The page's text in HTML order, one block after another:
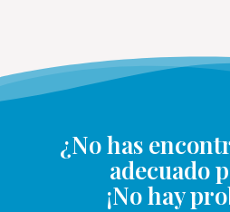
¿No has
adecuado
¡No hay